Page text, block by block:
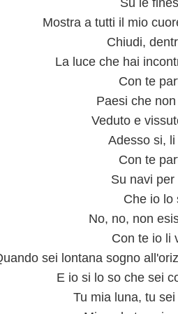
Su le
Mostra a tutti il mio
Chiudi,
La luce che hai
Con te
Paesi che
Veduto e
Adesso si, li
Con te
Su navi per
Che io lo
No, no, non
Con te io li
sei lontana sogno
E io si lo so che sei
Tu mia luna, tu